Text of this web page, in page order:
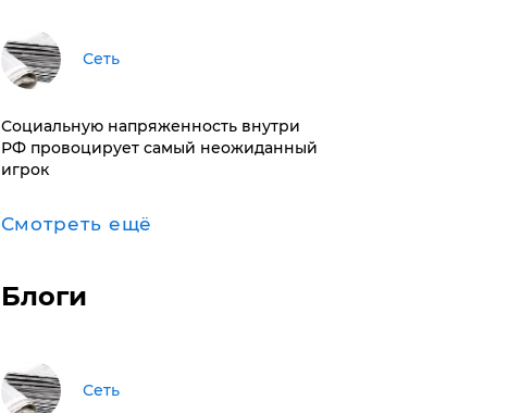
Сеть
Социальную напряженность внутри
РФ провоцирует самый неожиданный
игрок
Смотреть ещё
Блоги
Сеть